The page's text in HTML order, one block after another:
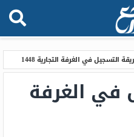
التسجيل في الغرفة التجارية 1448
في الغرفة